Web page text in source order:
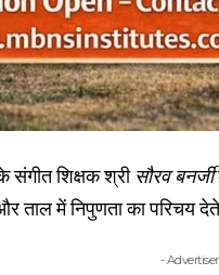
संगीत शिक्षक श्री सौरव बनर्जी
में निपुणता का परिचय देते
-